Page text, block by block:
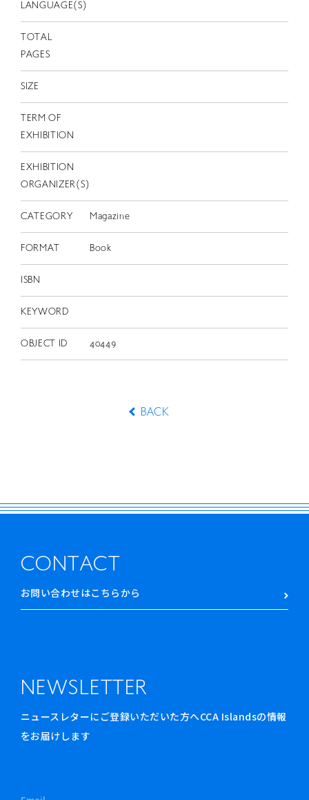
LANGUAGE(S)
TOTAL
PAGES
SIZE
TERM OF
EXHIBITION
EXHIBITION
ORGANIZER(S)
CATEGORY Magazine
FORMAT Book
ISBN
KEYWORD
OBJECT ID 40449
BACK
CONTACT
お問い合わせはこちらから
NEWSLETTER
ニュースレターにご登録いただいた方へCCA Islandsの情報
をお届けします